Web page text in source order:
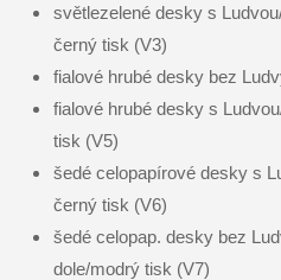
světlezelené desky s
černý tisk (V3)
fialové hrubé desky bez
fialové hrubé desky s
tisk (V5)
šedé celopapírové desky s
černý tisk (V6)
šedé celopap. desky bez
dole/modrý tisk (V7)